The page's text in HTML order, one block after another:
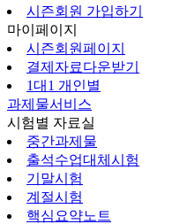
시즌회원 가입하기
마이페이지
시즌회원페이지
결제자료다운받기
1대1 개인별
과제물서비스
시험별 자료실
중간과제물
출석수업대체시험
기말시험
계절시험
핵심요약노트